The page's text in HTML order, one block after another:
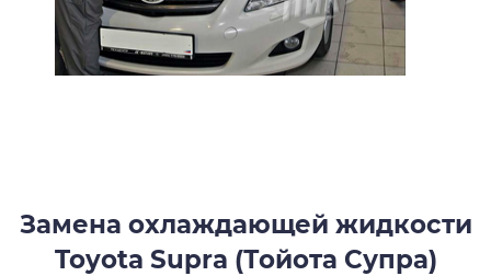
Замена охлаждающей жидкости
Toyota Supra (Тойота Супра)